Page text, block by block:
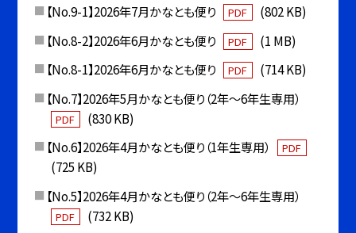
【No.9-1】2026年7月かなとも便り
PDF
(802 KB)
【No.8-2】2026年6月かなとも便り
PDF
(1 MB)
【No.8-1】2026年6月かなとも便り
PDF
(714 KB)
【No.7】2026年5月かなとも便り（2年〜6年生専用）
PDF
(830 KB)
【No.6】2026年4月かなとも便り（1年生専用）
PDF
(725 KB)
【No.5】2026年4月かなとも便り（2年〜6年生専用）
PDF
(732 KB)